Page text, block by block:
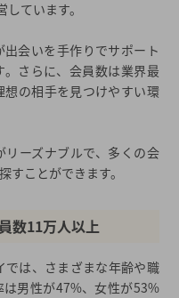
ています。
会いを手作りでサポート
さらに、会員数は業界最
の相手を見つけやすい環
ーズナブルで、多くの会
すことができます。
数11万人以上
は、さまざまな年齢や職
男性が47%、女性が53%